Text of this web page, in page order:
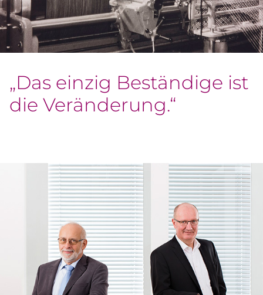
„Das einzig Beständige ist
die Veränderung.“